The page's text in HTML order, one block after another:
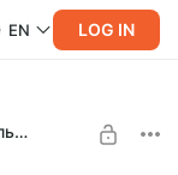
EN LOG IN
Счастливого Конца Света - визуальные истории!